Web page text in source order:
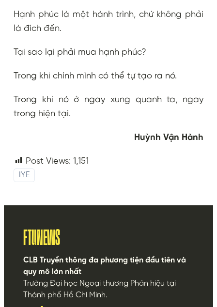
Hạnh phúc là một hành trình, chứ không phải
là đích đến.
Tại sao lại phải mua hạnh phúc?
Trong khi chính mình có thể tự tạo ra nó.
Trong khi nó ở ngay xung quanh ta, ngay
trong hiện tại.
Huỳnh Vận Hành
Post Views: 1,151
IYE
FTUNEWS
CLB Truyền thông đa phương tiện đầu tiên và
quy mô lớn nhất
Trường Đại học Ngoại thương Phân hiệu tại
Thành phố Hồ Chí Minh.